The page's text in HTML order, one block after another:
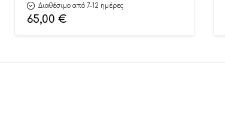
Διαθέσιμο από 7-12 ημέρες
65,00 €